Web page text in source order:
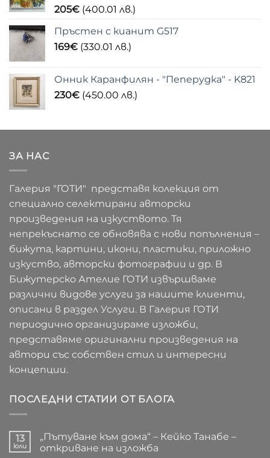
205€ (400.01 лв.)
Пръстен с кианит G517
169€ (330.01 лв.)
Онник Каранфилян - "Пеперудка" - K821
230€ (450.00 лв.)
ЗА НАС
Галерия "ГОТИ" представя колекция от
специално селектирани авторски
произведения на изкуството. Тя
непрекъснато се обновява с нови попълнения –
бижута, картини, икони, пластики, приложно
изкуство, авторски фотографии и др. В
Бижутерско Ателие ГОТИ извършваме
различни видове услуги за нашите клиенти,
описани в раздел Услуги. В Галерия ГОТИ
периодично организираме изложби,
представяме оригинални произведения на
автори със собствен стил и интересни
концепции.
ПОСЛЕДНИ СТАТИИ ОТ БЛОГА
13
юли
„Пътуване към дома“ – Кейко Танабе –
откриване на изложба